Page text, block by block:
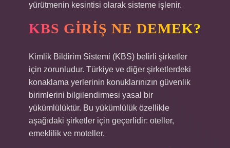
yürütmenin kesintisi olarak sisteme işlenir.
KBS GIRIŞ NE DEMEK?
Kimlik Bildirim Sistemi (KBS) belirli şirketler
için zorunludur. Türkiye ve diğer şirketlerdeki
konaklama yerlerinin konuklarınızın güvenlik
birimlerini bilgilendirmesi yasal bir
yükümlülüktür. Bu yükümlülük özellikle
aşağıdaki şirketler için geçerlidir: oteller,
emeklilik ve moteller.